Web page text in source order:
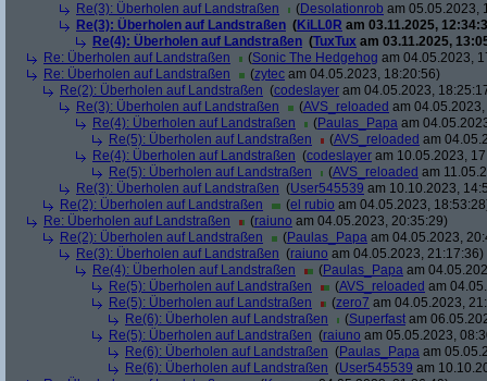
Re(3): Überholen auf Landstraßen (Desolationrob am 05.05.2023,
Re(3): Überholen auf Landstraßen (KiLL0R am 03.11.2025,
Re(4): Überholen auf Landstraßen (TuxTux am 03.11.2025,
Re: Überholen auf Landstraßen
(Sonic The Hedgehog am 04.05.2023,
Re: Überholen auf Landstraßen
(zytec am 04.05.2023, 18:20:56)
Re(2): Überholen auf Landstraßen (codeslayer am 04.05.2023,
Re(3): Überholen auf Landstraßen
(AVS_reloaded am
Re(4): Überholen auf Landstraßen
(Paulas_Papa am
Re(5): Überholen auf Landstraßen
(AVS_reloaded am
Re(4): Überholen auf Landstraßen (codeslayer am 10.05.2023,
Re(5): Überholen auf Landstraßen
(AVS_reloaded am
Re(3): Überholen auf Landstraßen (User545539 am 10.10.2023,
Re(2): Überholen auf Landstraßen
(el rubio am 04.05.2023,
Re: Überholen auf Landstraßen
(raiuno am 04.05.2023, 20:35:29)
Re(2): Überholen auf Landstraßen
(Paulas_Papa am 04.05.2023,
Re(3): Überholen auf Landstraßen (raiuno am 04.05.2023, 21:17:36)
Re(4): Überholen auf Landstraßen
(Paulas_Papa am
Re(5): Überholen auf Landstraßen
(AVS_reloaded am
Re(5): Überholen auf Landstraßen
(zero7 am 04.05.2023,
Re(6): Überholen auf Landstraßen
(Superfast am
Re(5): Überholen auf Landstraßen (raiuno am 05.05.2023,
Re(6): Überholen auf Landstraßen (Paulas_Papa am
Re(6): Überholen auf Landstraßen (User545539 am